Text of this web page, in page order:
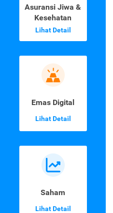
Asuransi Jiwa &
Kesehatan
Lihat Detail
Emas Digital
Lihat Detail
Saham
Lihat Detail